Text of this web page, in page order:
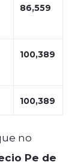
86,559
100,389
100,389
no
Pe de